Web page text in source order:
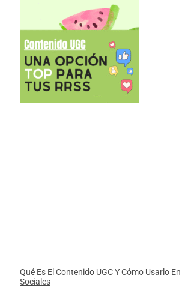
Qué Es El Contenido UGC Y Cómo Usarlo
Sociales